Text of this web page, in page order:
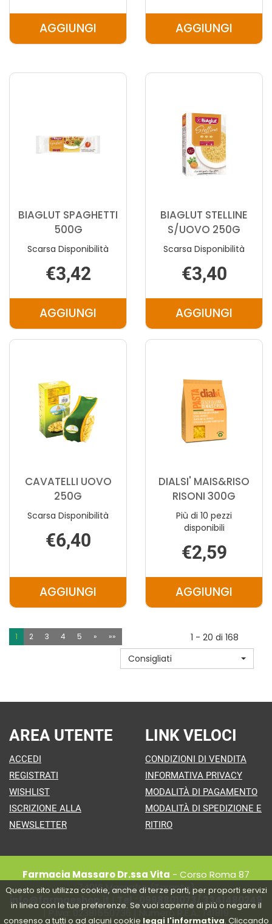
Questo sito utilizza cookie, anche di terze parti, per proporti servizi
in linea con le tue preferenze. Se vuoi saperne di più o negare il
consenso a tutti o ad alcuni cookie leggi l'informativa. Cliccando
AGGIUNGIAGGIUNGI BIAGLUT
500G AL
AGGIUNGIAGGIUNGI
500G AL
BIAGLUT SPAGHETTI
500G
Scarsa Disponibilità
€3,42
AGGIUNGIAGGIUNGI BIAGLUT
SPAGHETTI
BIAGLUT STELLINE
S/UOVO 250G
Scarsa Disponibilità
€3,40
AGGIUNGIAGGIUNGI
STELLINE
CARRELLO
CAVATELLI UOVO
250G
Scarsa Disponibilità
€6,40
AGGIUNGIAGGIUNGI CAVATELLI
250G AL
CARRELLO
DIALSI' MAIS&RISO
RISONI 300G
Più di 10 pezzi
disponibili
€2,59
AGGIUNGIAGGIUNGI
RISONI
300G AL
CARRELLO
1 2 3 4 5 » »»
1 - 20 di 168
Consigliati
AREA UTENTE
ACCEDI
REGISTRATI
WISHLIST
ISCRIZIONE ALLA
NEWSLETTER
LINK VELOCI
CONDIZIONI DI VENDITA
INFORMATIVA PRIVACY
MODALITÀ DI PAGAMENTO
MODALITÀ DI SPEDIZIONE E
RITIRO
Farmacia Massaro Dr.ssa Vita - Corso Roma 87
74016 Massafra (Taranto)
info@farmaeshop.it
Tel.: 0998801073/ 3341480249
| P.Iva: 02381550736 | Numero R.E.A.: 141819